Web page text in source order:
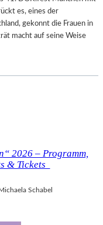
es, eines der
gekonnt die Frauen in
macht auf seine Weise
2026 – Programm,
& Tickets
Michaela Schabel